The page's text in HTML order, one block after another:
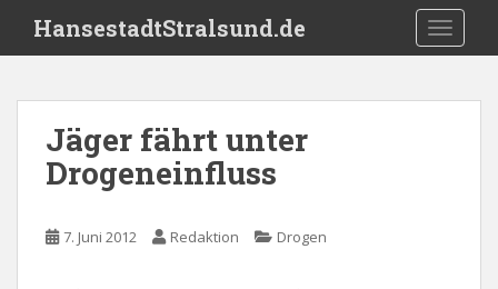
i
HansestadtStralsund.de
Jäger fährt unter
Drogeneinfluss
7. Juni 2012 Redaktion Drogen